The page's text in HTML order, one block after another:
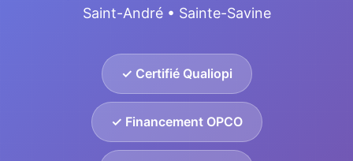
Saint-André • Sainte-Savine
✓ Certifié Qualiopi
✓ Financement OPCO